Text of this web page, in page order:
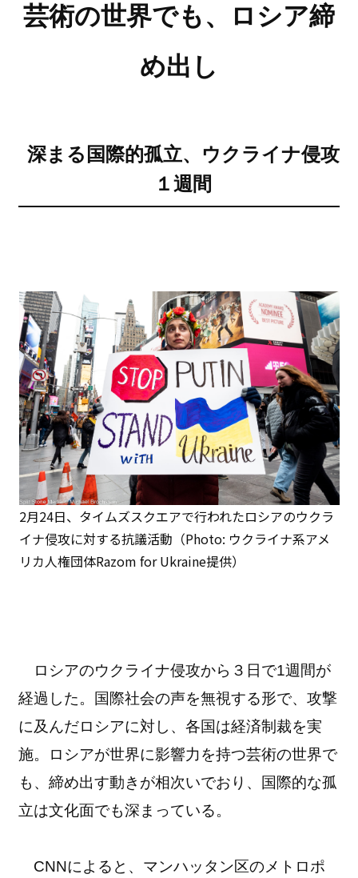
芸術の世界でも、ロシア締
め出し
深まる国際的孤立、ウクライナ侵攻
１週間
2月24日、タイムズスクエアで行われたロシアのウクラ
イナ侵攻に対する抗議活動（Photo: ウクライナ系アメ
リカ人権団体Razom for Ukraine提供）
ロシアのウクライナ侵攻から３日で1週間が
経過した。国際社会の声を無視する形で、攻撃
に及んだロシアに対し、各国は経済制裁を実
施。ロシアが世界に影響力を持つ芸術の世界で
も、締め出す動きが相次いでおり、国際的な孤
立は文化面でも深まっている。
CNNによると、マンハッタン区のメトロポ